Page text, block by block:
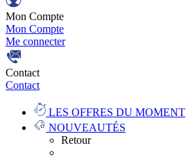
Mon Compte
Mon Compte
Me connecter
Contact
Contact
LES OFFRES DU MOMENT
NOUVEAUTÉS
Retour